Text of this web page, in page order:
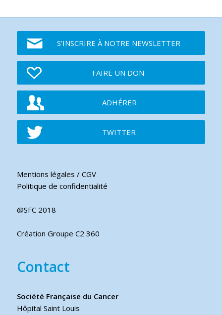
S'INSCRIRE À NOTRE NEWSLETTER
FAIRE UN DON
ADHÉRER
TWITTER
Mentions légales / CGV
Politique de confidentialité
@SFC 2018
Création Groupe C2 360
Contact
Société Française du Cancer
Hôpital Saint Louis